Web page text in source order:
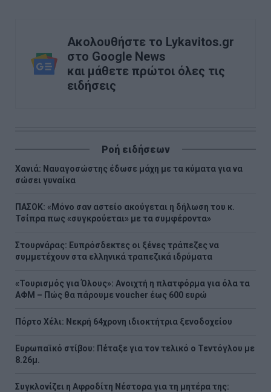
Ακολουθήστε το Lykavitos.gr
στο Google News
και μάθετε πρώτοι όλες τις
ειδήσεις
Ροή ειδήσεων
Χανιά: Ναυαγοσώστης έδωσε μάχη με τα κύματα για να
σώσει γυναίκα
ΠΑΣΟΚ: «Μόνο σαν αστείο ακούγεται η δήλωση του κ.
Τσίπρα πως «συγκρούεται» με τα συμφέροντα»
Στουρνάρας: Ευπρόσδεκτες οι ξένες τράπεζες να
συμμετέχουν στα ελληνικά τραπεζικά ιδρύματα
«Τουρισμός για Όλους»: Ανοιχτή η πλατφόρμα για όλα τα
ΑΦΜ – Πώς θα πάρουμε voucher έως 600 ευρώ
Πόρτο Χέλι: Νεκρή 64χρονη ιδιοκτήτρια ξενοδοχείου
Ευρωπαϊκό στίβου: Πέταξε για τον τελικό ο Τεντόγλου με
8.26μ.
Συγκλονίζει η Αφροδίτη Νέστορα για τη μητέρα της: